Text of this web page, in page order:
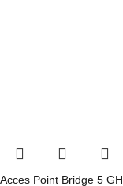
Acces Point Bridge 5